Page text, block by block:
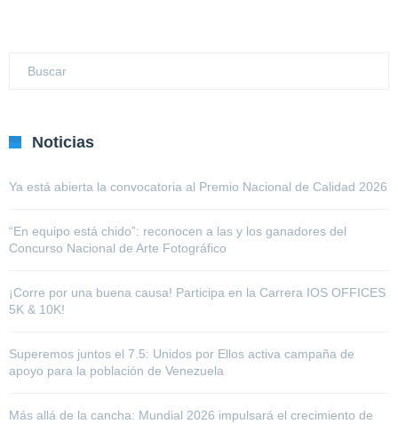
Noticias
Ya está abierta la convocatoria al Premio Nacional de Calidad 2026
“En equipo está chido”: reconocen a las y los ganadores del
Concurso Nacional de Arte Fotográfico
¡Corre por una buena causa! Participa en la Carrera IOS OFFICES
5K & 10K!
Superemos juntos el 7.5: Unidos por Ellos activa campaña de
apoyo para la población de Venezuela
Más allá de la cancha: Mundial 2026 impulsará el crecimiento de